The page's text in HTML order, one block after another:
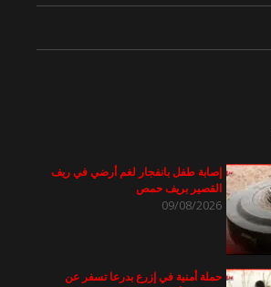
إصابة طفل بانفجار لغم أرضي في ريف
القصير بريف حمص
09/08/2026
حملة أمنية في إزرع بدرعا تسفر عن